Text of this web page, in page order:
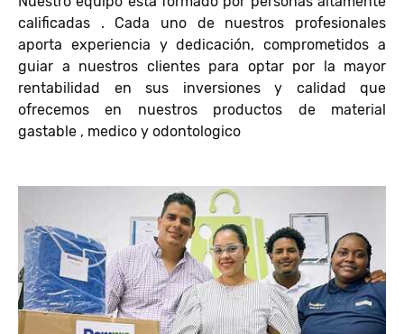
calificadas . Cada uno de nuestros profesionales
aporta experiencia y dedicación, comprometidos a
guiar a nuestros clientes para optar por la mayor
rentabilidad en sus inversiones y calidad que
ofrecemos en nuestros productos de material
gastable , medico y odontologico